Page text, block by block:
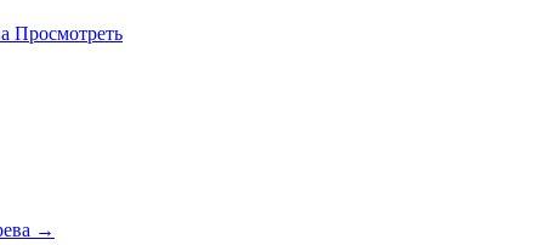
Просмотреть
→